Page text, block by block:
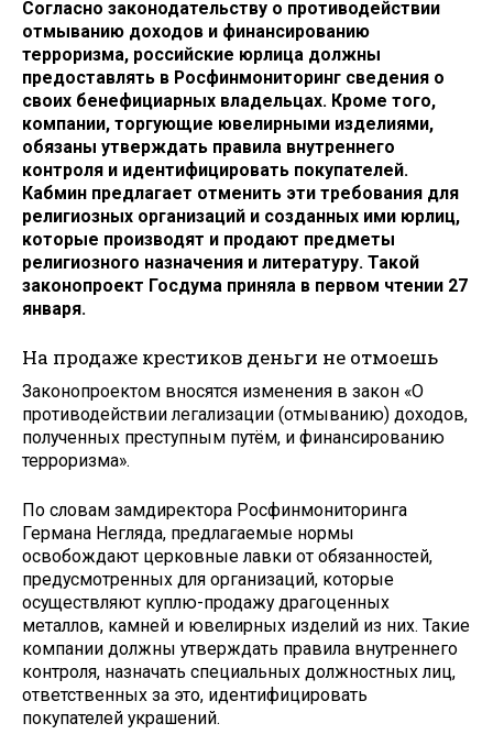
Согласно законодательству о противодействии
отмыванию доходов и финансированию
терроризма, российские юрлица должны
предоставлять в Росфинмониторинг сведения о
своих бенефициарных владельцах. Кроме того,
компании, торгующие ювелирными изделиями,
обязаны утверждать правила внутреннего
контроля и идентифицировать покупателей.
Кабмин предлагает отменить эти требования для
религиозных организаций и созданных ими юрлиц,
которые производят и продают предметы
религиозного назначения и литературу. Такой
законопроект Госдума приняла в первом чтении 27
января.
На продаже крестиков деньги не отмоешь
Законопроектом вносятся изменения в закон «О
противодействии легализации (отмыванию) доходов,
полученных преступным путём, и финансированию
терроризма».
По словам замдиректора Росфинмониторинга
Германа Негляда, предлагаемые нормы
освобождают церковные лавки от обязанностей,
предусмотренных для организаций, которые
осуществляют куплю-продажу драгоценных
металлов, камней и ювелирных изделий из них. Такие
компании должны утверждать правила внутреннего
контроля, назначать специальных должностных лиц,
ответственных за это, идентифицировать
покупателей украшений.